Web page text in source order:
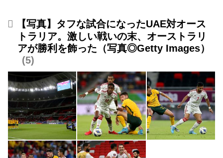
【写真】タフな試合になったUAE対オース
トラリア。激しい戦いの末、オーストラリ
アが勝利を飾った（写真◎Getty Images）
5